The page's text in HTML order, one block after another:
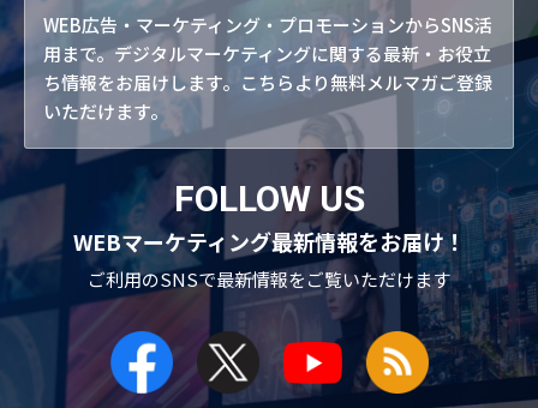
WEB広告・マーケティング・プロモーションからSNS活
用まで。デジタルマーケティングに関する最新・お役立
ち情報をお届けします。こちらより無料メルマガご登録
いただけます。
FOLLOW US
WEBマーケティング最新情報をお届け！
ご利用のSNSで最新情報をご覧いただけます